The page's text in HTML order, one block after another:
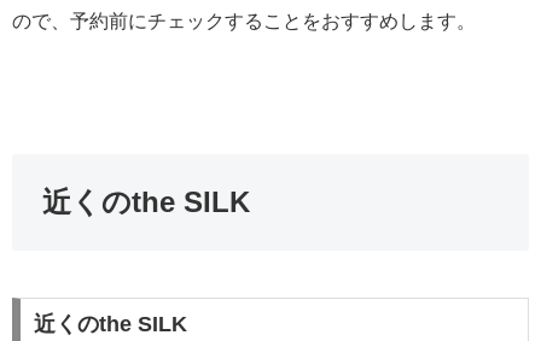
ので、予約前にチェックすることをおすすめします。
近くのthe SILK
近くのthe SILK